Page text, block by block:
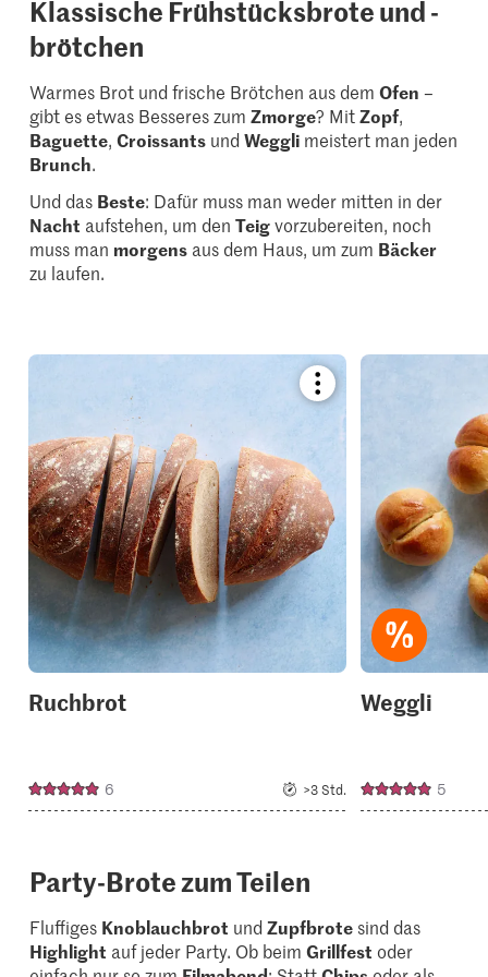
Klassische Frühstücksbrote und -
brötchen
Warmes Brot und frische Brötchen aus demOfen –
gibt es etwas Besseres zumZmorge? MitZopf,
Baguette,Croissants undWeggli meistert man jeden
Brunch.
Und das Beste: Dafür muss man weder mitten in der
Nacht aufstehen, um denTeigvorzubereiten, noch
muss man morgens aus dem Haus, um zum Bäcker
zu laufen.
Bookmark
recipe
your
collections.
Ruchbrot
6 >3 Std.
Weggli
5
Party-Brote zum Teilen
Fluffiges Knoblauchbrot undZupfbrote sind das
Highlight auf jeder Party. Ob beimGrillfest oder